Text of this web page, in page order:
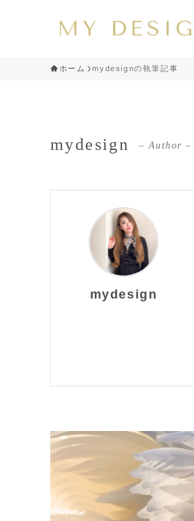
ホーム mydesignの執筆記事
mydesign – Author –
mydesign